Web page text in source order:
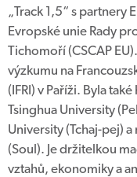
„Track 1,5“ s partnery
Evropské unie Rady
Tichomoří (CSCAP
výzkumu na
(IFRI) v Paříži. Byla
Tsinghua University
University (Tchaj-pej)
(Soul). Je držitelkou
vztahů, ekonomiky a